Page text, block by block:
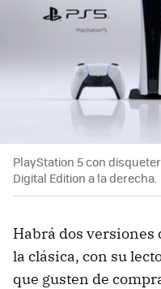
PlayStation 5 con
Digital Edition a la derecha.
Habrá dos versiones
la clásica, con su
que gusten de